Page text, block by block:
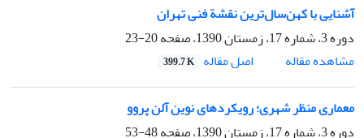
آشنایی با کهن‌سال‌ترین نقشة فنی تهران
دوره 3، شماره 17، زمستان 1390، صفحه
20-23
مشاهده مقاله
اصل مقاله 399.7 K
معماری منظر شهری؛ رویکردهای نوین آلن پروو
دوره 3، شماره 17، زمستان 1390، صفحه
48-53